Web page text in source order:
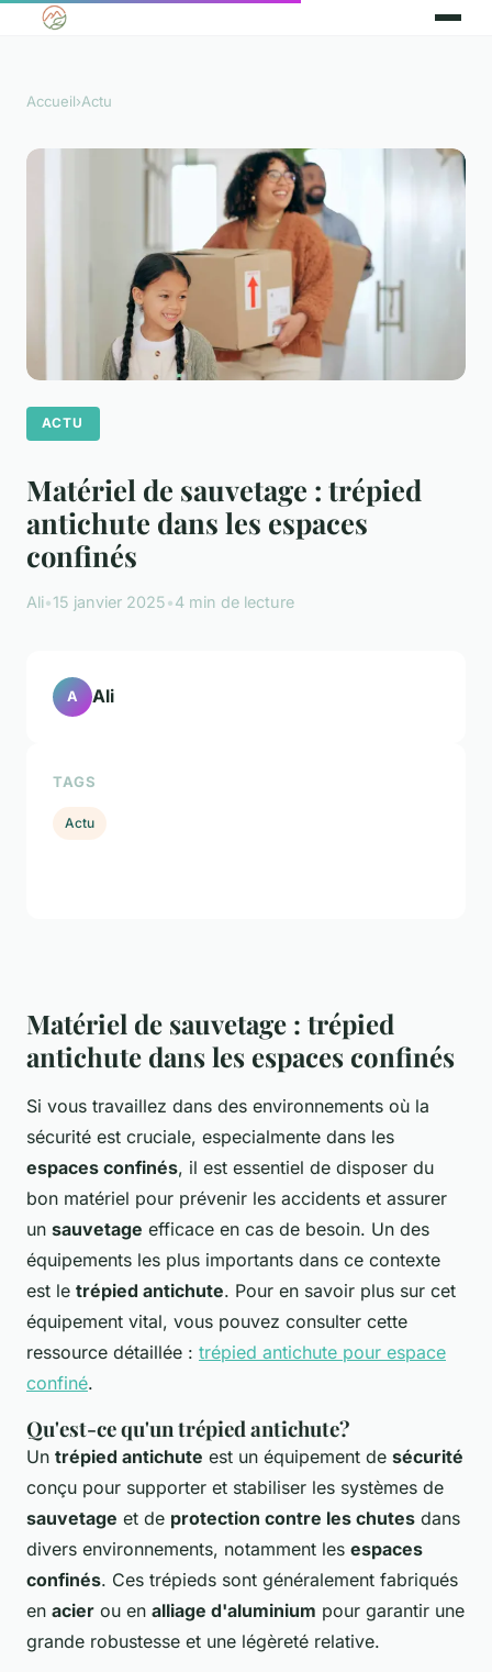
Accueil›Actu
ACTU
Matériel de sauvetage : trépied
antichute dans les espaces
confinés
Ali•15 janvier 2025•4 min de lecture
Matériel de sauvetage : trépied
antichute dans les espaces confinés
Si vous travaillez dans des environnements où la
sécurité est cruciale, especialmente dans les
espaces confinés, il est essentiel de disposer du
bon matériel pour prévenir les accidents et assurer
un sauvetage efficace en cas de besoin. Un des
équipements les plus importants dans ce contexte
est le trépied antichute. Pour en savoir plus sur cet
équipement vital, vous pouvez consulter cette
ressource détaillée : trépied antichute pour espace
confiné.
Qu'est-ce qu'un trépied antichute?
Un trépied antichute est un équipement de sécurité
conçu pour supporter et stabiliser les systèmes de
sauvetage et de protection contre les chutes dans
divers environnements, notamment les espaces
confinés. Ces trépieds sont généralement fabriqués
en acier ou en alliage d'aluminium pour garantir une
grande robustesse et une légèreté relative.
A Ali
TAGS
Actu